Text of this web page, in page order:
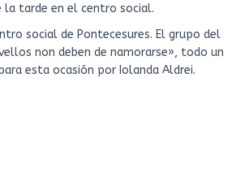
la tarde en el centro social.
social de Pontecesures. El grupo del
non deben de namorarse», todo un
esta ocasión por Iolanda Aldrei.